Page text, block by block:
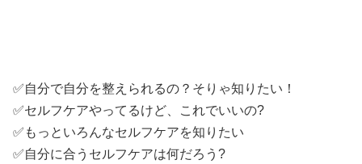
✅自分で自分を整えられるの？そりゃ知りたい！
✅セルフケアやってるけど、これでいいの?
✅もっといろんなセルフケアを知りたい
✅自分に合うセルフケアは何だろう?